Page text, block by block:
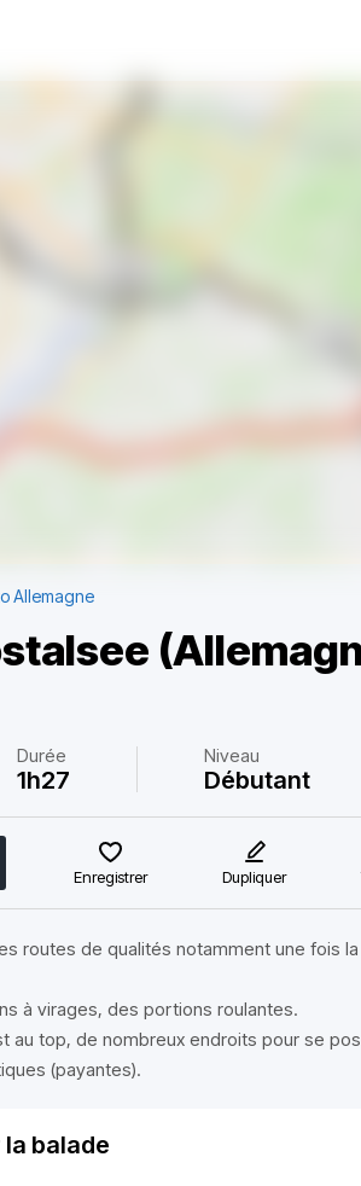
Allemagne
Durée
1h27
Niveau
Débutant
Enregistrer Dupliquer
routes de qualités notamment une fois
à virages, des portions roulantes.
au top, de nombreux endroits pour se
(payantes).
balade